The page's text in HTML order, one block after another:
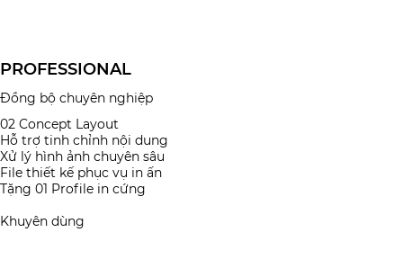
PROFESSIONAL
Đồng bộ chuyên nghiệp
02 Concept Layout
Hỗ trợ tinh chỉnh nội dung
Xử lý hình ảnh chuyên sâu
File thiết kế phục vụ in ấn
Tặng 01 Profile in cứng
Khuyên dùng